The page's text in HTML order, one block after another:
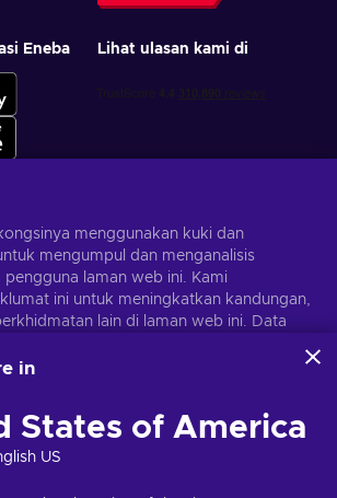
Eneba Lihat ulasan kami di
permainan yang diperibadikan
Langgan
pada bila-bila masa.Lawati notis
menggunakan kuki dan
mengumpul dan menganalisis
laman web ini. Kami
ini untuk meningkatkan kandungan,
lain di laman web ini. Data
ini oleh Eneba dan rakan kongsinya.
persetujuan anda dengan mengklik
in
States of America
US